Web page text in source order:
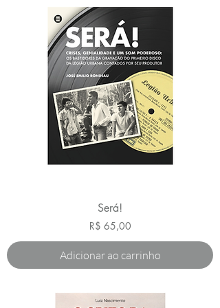
Será!
Preço
R$ 65,00
Adicionar ao carrinho